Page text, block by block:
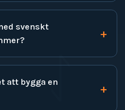
ᛇ
svenskt
+
att bygga en
+